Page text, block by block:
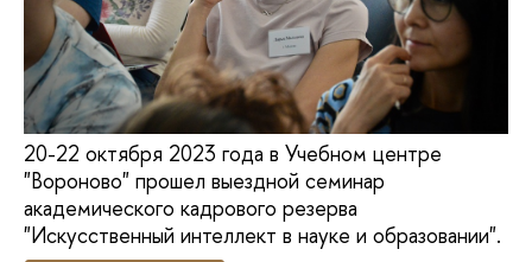
20-22 октября 2023 года в Учебном центре
"Вороново" прошел выездной семинар
академического кадрового резерва
"Искусственный интеллект в науке и образовании".